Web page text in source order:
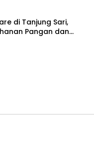
di Tanjung Sari,
Pangan dan